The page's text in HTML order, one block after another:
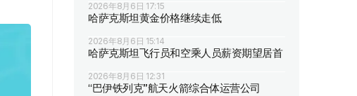
2026年8月6日 17:15
哈萨克斯坦黄金价格继续走低
2026年8月6日 15:14
哈萨克斯坦飞行员和空乘人员薪资期望居首
2026年8月6日 12:31
“巴伊铁列克”航天火箭综合体运营公司